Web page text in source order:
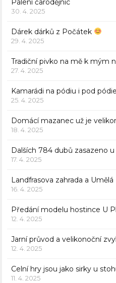
30. 4. 2025
Dárek dárků z Počátek
29. 4. 2025
Tradiční pivko na mě k mým
27. 4. 2025
Kamarádi na pódiu i pod
25. 4. 2025
Domácí mazanec už je
18. 4. 2025
Dalších 784 dubů zasazeno
17. 4. 2025
Landfrasova zahrada a
16. 4. 2025
Předání modelu hostince U
12. 4. 2025
Jarní průvod a velikonoční
12. 4. 2025
Celní hry jsou jako sirky u
11. 4. 2025